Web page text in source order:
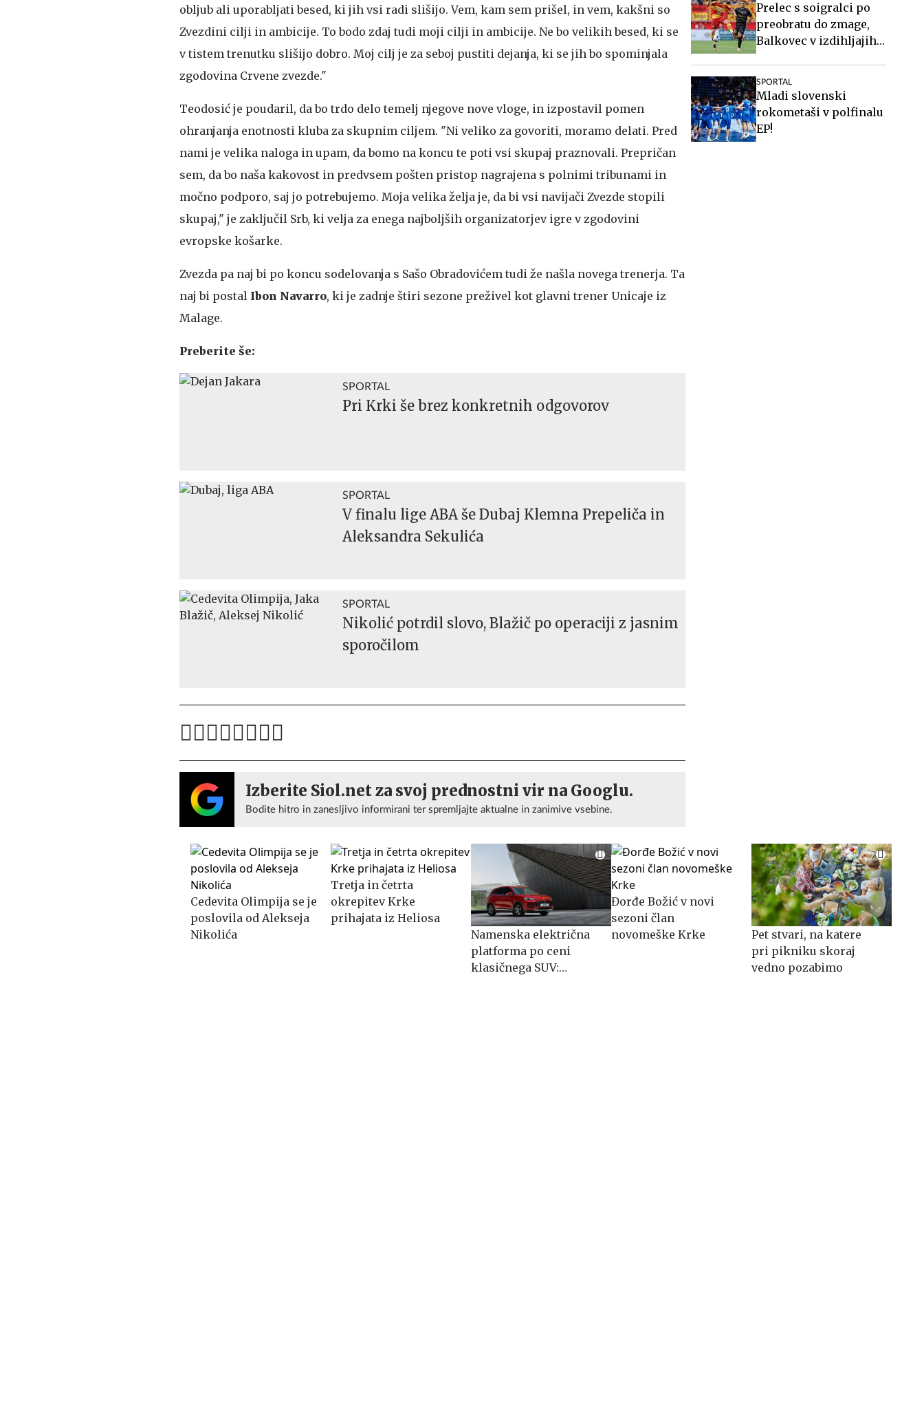
obljub ali uporabljati besed, ki jih vsi radi slišijo. Vem, kam sem prišel, in vem, kakšni so
Zvezdini cilji in ambicije. To bodo zdaj tudi moji cilji in ambicije. Ne bo velikih besed, ki se
v tistem trenutku slišijo dobro. Moj cilj je za seboj pustiti dejanja, ki se jih bo spominjala
zgodovina Crvene zvezde."
Teodosić je poudaril, da bo trdo delo temelj njegove nove vloge, in izpostavil pomen
ohranjanja enotnosti kluba za skupnim ciljem. "Ni veliko za govoriti, moramo delati. Pred
nami je velika naloga in upam, da bomo na koncu te poti vsi skupaj praznovali. Prepričan
sem, da bo naša kakovost in predvsem pošten pristop nagrajena s polnimi tribunami in
močno podporo, saj jo potrebujemo. Moja velika želja je, da bi vsi navijači Zvezde stopili
skupaj," je zaključil Srb, ki velja za enega najboljših organizatorjev igre v zgodovini
evropske košarke.
Zvezda pa naj bi po koncu sodelovanja s Sašo Obradovićem tudi že našla novega trenerja. Ta
naj bi postal Ibon Navarro, ki je zadnje štiri sezone preživel kot glavni trener Unicaje iz
Malage.
Preberite še:
SPORTAL
Pri Krki še brez konkretnih odgovorov
SPORTAL
V finalu lige ABA še Dubaj Klemna Prepeliča in
Aleksandra Sekulića
SPORTAL
Nikolić potrdil slovo, Blažič po operaciji z jasnim
sporočilom
Izberite Siol.net za svoj prednostni vir na Googlu.
Bodite hitro in zanesljivo informirani ter spremljajte aktualne in zanimive vsebine.
Prelec s soigralci po
preobratu do zmage,
Balkovec v izdihljajih
SPORTAL
Mladi slovenski
rokometaši v polfinalu
EP!
Cedevita Olimpija se je
poslovila od Alekseja
Nikolića
Tretja in četrta
okrepitev Krke
prihajata iz Heliosa
Namenska električna
platforma po ceni
klasičnega SUV:
Đorđe Božić v novi
sezoni član
novomeške Krke
Pet stvari, na katere
pri pikniku skoraj
vedno pozabimo